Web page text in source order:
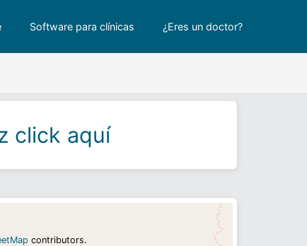
Software para clínicas ¿Eres un doctor?
click aquí
contributors.